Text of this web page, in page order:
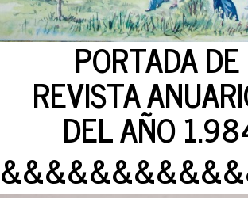
PORTADA
REVISTA
DEL AÑO